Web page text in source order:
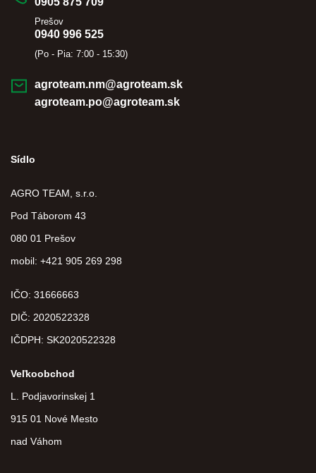
Prešov
0940 996 525
(Po - Pia: 7:00 - 15:30)
agroteam.nm@agroteam.sk
agroteam.po@agroteam.sk
Sídlo
AGRO TEAM, s.r.o.
Pod Táborom 43
080 01 Prešov
mobil: +421 905 269 298
IČO: 31666663
DIČ: 2020522328
IČDPH: SK2020522328
Veľkoobchod
L. Podjavorinskej 1
915 01 Nové Mesto
nad Váhom